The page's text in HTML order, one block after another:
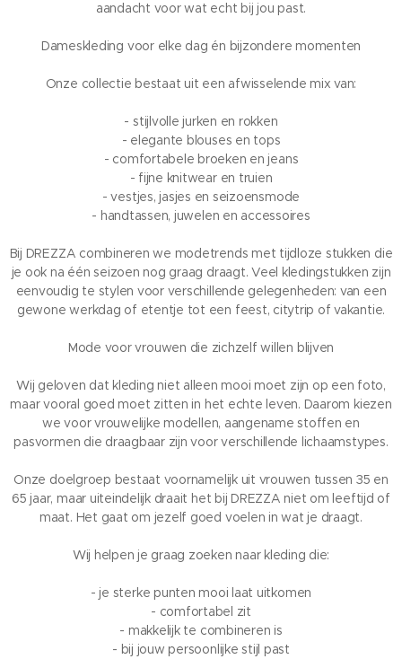
aandacht voor wat echt bij jou past.
Dameskleding voor elke dag én bijzondere momenten
Onze collectie bestaat uit een afwisselende mix van:
- stijlvolle jurken en rokken
- elegante blouses en tops
- comfortabele broeken en jeans
- fijne knitwear en truien
- vestjes, jasjes en seizoensmode
- handtassen, juwelen en accessoires
Bij DREZZA combineren we modetrends met tijdloze stukken die
je ook na één seizoen nog graag draagt. Veel kledingstukken zijn
eenvoudig te stylen voor verschillende gelegenheden: van een
gewone werkdag of etentje tot een feest, citytrip of vakantie.
Mode voor vrouwen die zichzelf willen blijven
Wij geloven dat kleding niet alleen mooi moet zijn op een foto,
maar vooral goed moet zitten in het echte leven. Daarom kiezen
we voor vrouwelijke modellen, aangename stoffen en
pasvormen die draagbaar zijn voor verschillende lichaamstypes.
Onze doelgroep bestaat voornamelijk uit vrouwen tussen 35 en
65 jaar, maar uiteindelijk draait het bij DREZZA niet om leeftijd of
maat. Het gaat om jezelf goed voelen in wat je draagt.
Wij helpen je graag zoeken naar kleding die:
- je sterke punten mooi laat uitkomen
- comfortabel zit
- makkelijk te combineren is
- bij jouw persoonlijke stijl past